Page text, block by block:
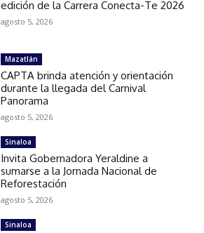
edición de la Carrera Conecta-Te 2026
agosto 5, 2026
Mazatlán
CAPTA brinda atención y orientación
durante la llegada del Carnival
Panorama
agosto 5, 2026
Sinaloa
Invita Gobernadora Yeraldine a
sumarse a la Jornada Nacional de
Reforestación
agosto 5, 2026
Sinaloa